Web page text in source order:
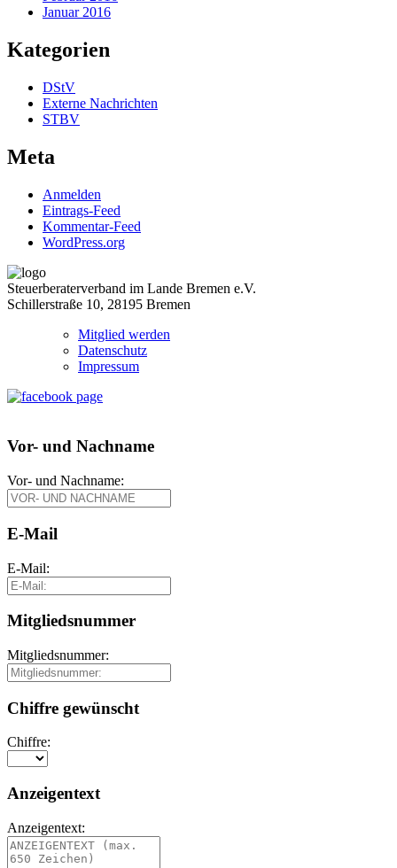
Januar 2016
Kategorien
DStV
Externe Nachrichten
STBV
Meta
Anmelden
Eintrags-Feed
Kommentar-Feed
WordPress.org
Steuerberaterverband im Lande Bremen e.V.
Schillerstraße 10, 28195 Bremen
Mitglied werden
Datenschutz
Impressum
Vor- und Nachname
Vor- und Nachname:
E-Mail
E-Mail:
Mitgliedsnummer
Mitgliedsnummer:
Chiffre gewünscht
Chiffre:
Anzeigentext
Anzeigentext: